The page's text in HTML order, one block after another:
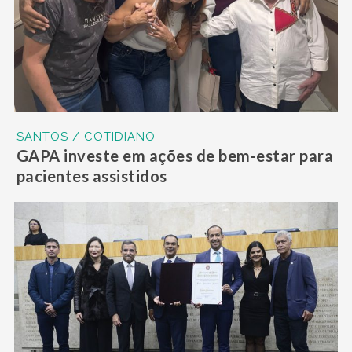
SANTOS / COTIDIANO
GAPA investe em ações de bem-estar para
pacientes assistidos